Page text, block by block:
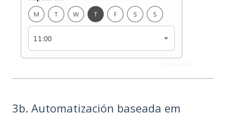
3b. Automatización baseada em